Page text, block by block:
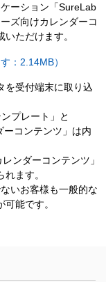
ーション「SureLab
ズ向けカレンダーコ
ただけます。
：2.14MB）
を受付端末に取り込
プレート」と
ーコンテンツ」は内
ンダーコンテンツ」
ます。
いお客様も一般的な
能です。